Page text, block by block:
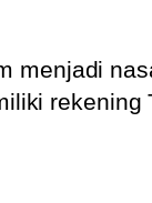
menjadi
rekening